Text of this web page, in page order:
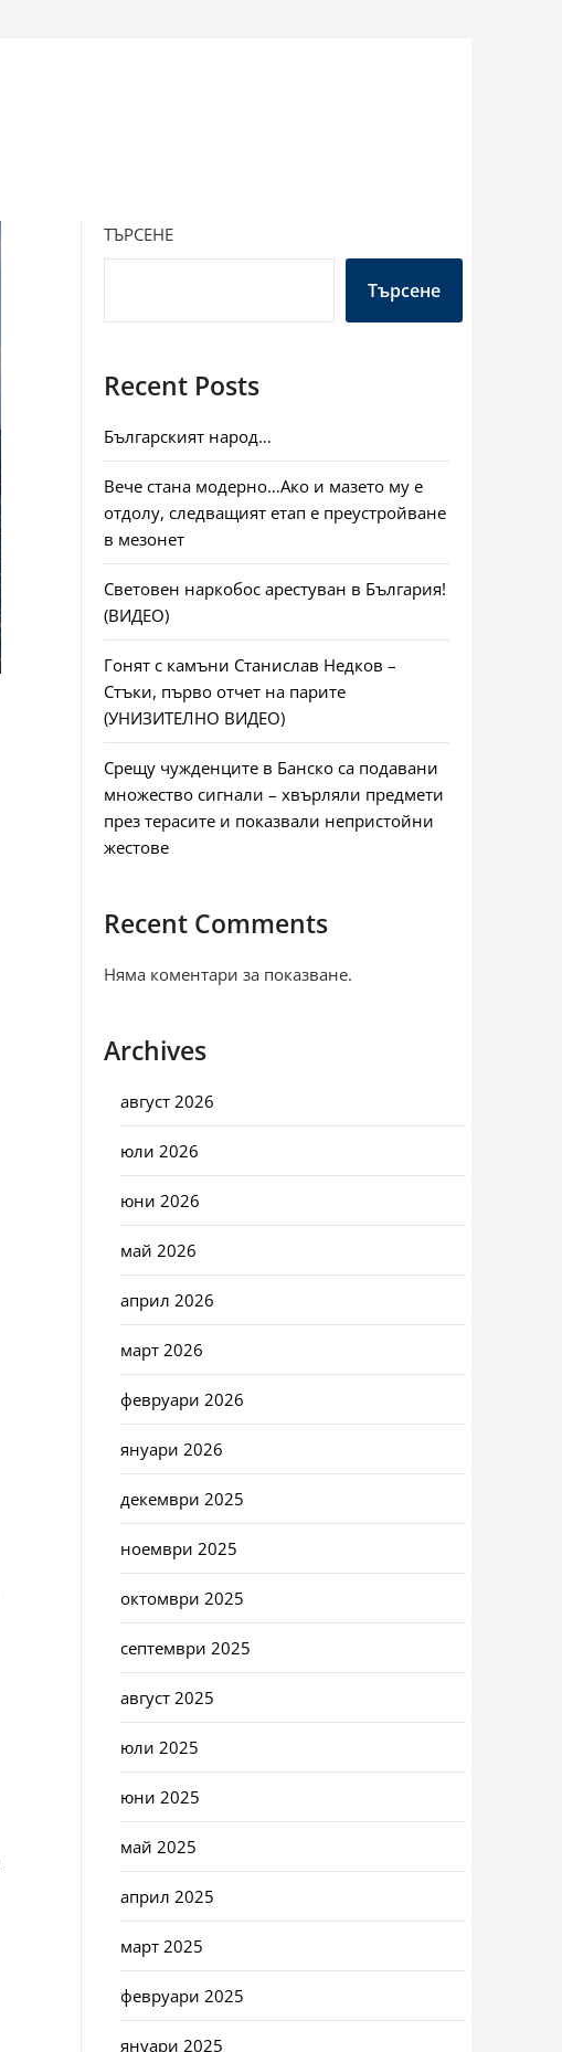
ТЪРСЕНЕ
Търсене
Recent Posts
Българският народ…
Вече стана модерно…Ако и мазето му е
отдолу, следващият етап е преустройване
в мезонет
Световен наркобос арестуван в България!
(ВИДЕО)
Гонят с камъни Станислав Недков –
Стъки, първо отчет на парите
(УНИЗИТЕЛНО ВИДЕО)
Срещу чужденците в Банско са подавани
множество сигнали – хвърляли предмети
през терасите и показвали непристойни
жестове
Recent Comments
Няма коментари за показване.
Archives
август 2026
юли 2026
юни 2026
май 2026
април 2026
март 2026
февруари 2026
януари 2026
декември 2025
ноември 2025
октомври 2025
септември 2025
август 2025
юли 2025
юни 2025
май 2025
април 2025
март 2025
февруари 2025
януари 2025